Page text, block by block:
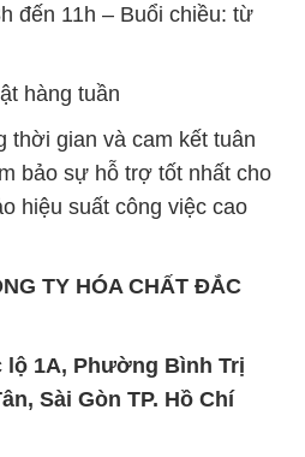
đến 11h – Buổi chiều: từ
hàng tuần
thời gian và cam kết tuân
bảo sự hỗ trợ tốt nhất cho
hiệu suất công việc cao
TY HÓA CHẤT ĐẮC
lộ 1A, Phường Bình Trị
Sài Gòn TP. Hồ Chí